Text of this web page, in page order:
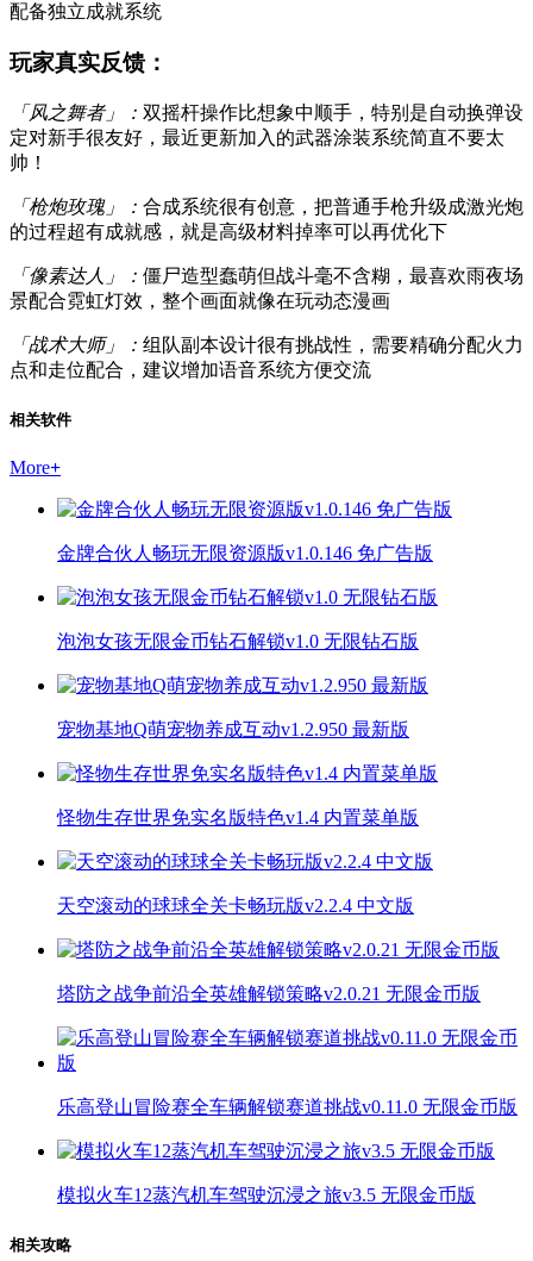
配备独立成就系统
玩家真实反馈：
「风之舞者」： 双摇杆操作比想象中顺手，特别是自动换弹设
定对新手很友好，最近更新加入的武器涂装系统简直不要太
帅！
「枪炮玫瑰」： 合成系统很有创意，把普通手枪升级成激光炮
的过程超有成就感，就是高级材料掉率可以再优化下
「像素达人」： 僵尸造型蠢萌但战斗毫不含糊，最喜欢雨夜场
景配合霓虹灯效，整个画面就像在玩动态漫画
「战术大师」： 组队副本设计很有挑战性，需要精确分配火力
点和走位配合，建议增加语音系统方便交流
相关软件
More+
金牌合伙人畅玩无限资源版v1.0.146 免广告版
泡泡女孩无限金币钻石解锁v1.0 无限钻石版
宠物基地Q萌宠物养成互动v1.2.950 最新版
怪物生存世界免实名版特色v1.4 内置菜单版
天空滚动的球球全关卡畅玩版v2.2.4 中文版
塔防之战争前沿全英雄解锁策略v2.0.21 无限金币版
乐高登山冒险赛全车辆解锁赛道挑战v0.11.0 无限金币版
模拟火车12蒸汽机车驾驶沉浸之旅v3.5 无限金币版
相关攻略